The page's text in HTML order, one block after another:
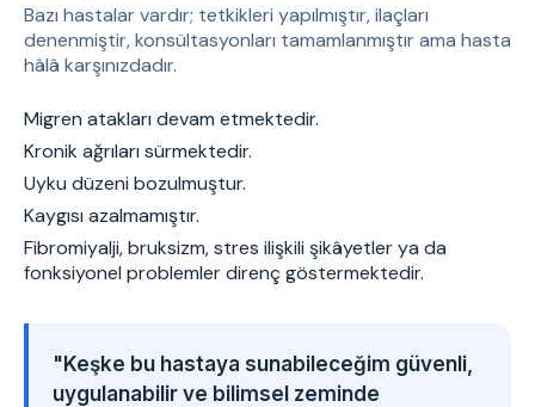
Bazı hastalar vardır; tetkikleri yapılmıştır, ilaçları
denenmiştir, konsültasyonları tamamlanmıştır ama hasta
hâlâ karşınızdadır.
Migren atakları devam etmektedir.
Kronik ağrıları sürmektedir.
Uyku düzeni bozulmuştur.
Kaygısı azalmamıştır.
Fibromiyalji, bruksizm, stres ilişkili şikâyetler ya da
fonksiyonel problemler direnç göstermektedir.
"Keşke bu hastaya sunabileceğim güvenli,
uygulanabilir ve bilimsel zeminde